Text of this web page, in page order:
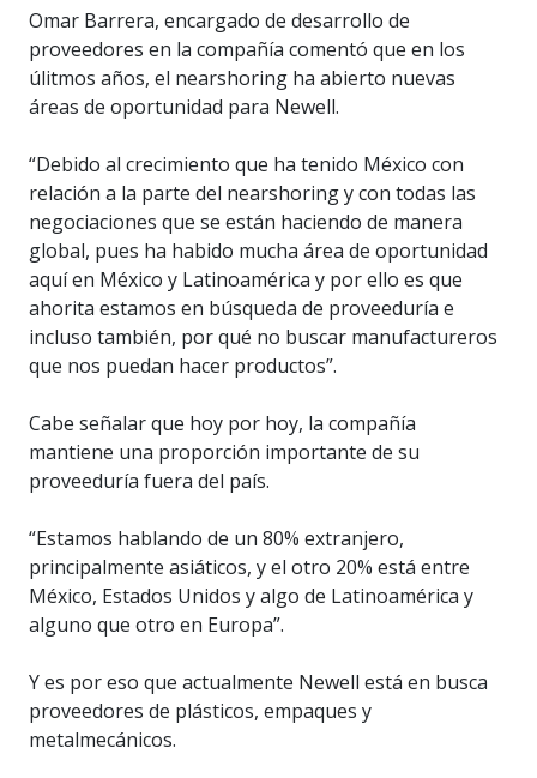
Omar Barrera, encargado de desarrollo de
proveedores en la compañía comentó que en los
úlitmos años, el nearshoring ha abierto nuevas
áreas de oportunidad para Newell.
“Debido al crecimiento que ha tenido México con
relación a la parte del nearshoring y con todas las
negociaciones que se están haciendo de manera
global, pues ha habido mucha área de oportunidad
aquí en México y Latinoamérica y por ello es que
ahorita estamos en búsqueda de proveeduría e
incluso también, por qué no buscar manufactureros
que nos puedan hacer productos”.
Cabe señalar que hoy por hoy, la compañía
mantiene una proporción importante de su
proveeduría fuera del país.
“Estamos hablando de un 80% extranjero,
principalmente asiáticos, y el otro 20% está entre
México, Estados Unidos y algo de Latinoamérica y
alguno que otro en Europa”.
Y es por eso que actualmente Newell está en busca
proveedores de plásticos, empaques y
metalmecánicos.